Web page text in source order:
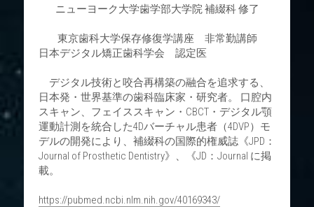
ニューヨーク大学歯学部大学院 補綴科 修了
東京歯科大学保存修復学講座　非常勤講師
日本デジタル矯正歯科学会　認定医
デジタル技術と咬合再構築の融合を追求する、
日本発・世界基準の歯科臨床家・研究者。 口腔内
スキャン、フェイススキャン・CBCT・デジタル顎
運動計測を統合した4Dバーチャル患者（4DVP）モ
デルの開発により、補綴科の国際的権威誌《JPD：
Journal of Prosthetic Dentistry》、
《JD：Journal に掲
載。
https://pubmed.ncbi.nlm.nih.gov/40169343/